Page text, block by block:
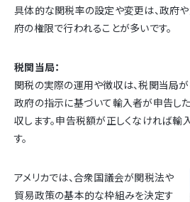
具体的な関税率の設定や変更は、政府
府の権限で行われることが多いです。
税関当局：
関税の実際の運用や徴収は、税関当局が
政府の指示に基づいて輸入者が申告し
収します。申告税額が正しくなければ輸
す。
アメリカでは、合衆国議会が関税法や
貿易政策の基本的な枠組みを決定す